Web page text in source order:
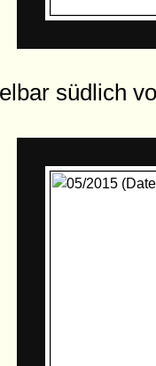
südlich